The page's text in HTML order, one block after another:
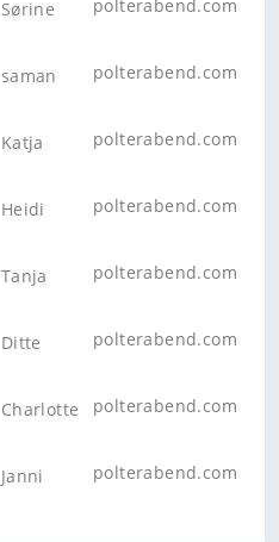
polterabend.com
Sørine
polterabend.com
saman
polterabend.com
Katja
polterabend.com
Heidi
polterabend.com
Tanja
polterabend.com
Ditte
polterabend.com
Charlotte
polterabend.com
Janni